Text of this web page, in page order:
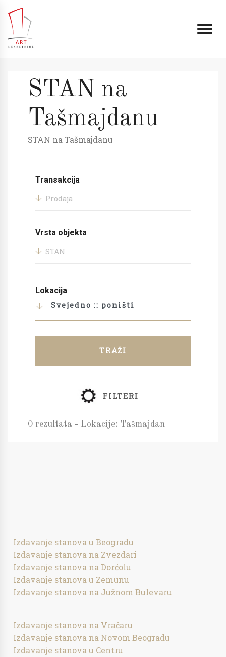
STAN na
Tašmajdanu
STAN na Tašmajdanu
Transakcija
Prodaja
Vrsta objekta
STAN
Lokacija
Svejedno :: poništi
TRAŽI
FILTERI
0 rezultata - Lokacije: Tašmajdan
Izdavanje stanova u Beogradu
Izdavanje stanova na Zvezdari
Izdavanje stanova na Dorćolu
Izdavanje stanova u Zemunu
Izdavanje stanova na Južnom Bulevaru
Izdavanje stanova na Vračaru
Izdavanje stanova na Novom Beogradu
Izdavanje stanova u Centru